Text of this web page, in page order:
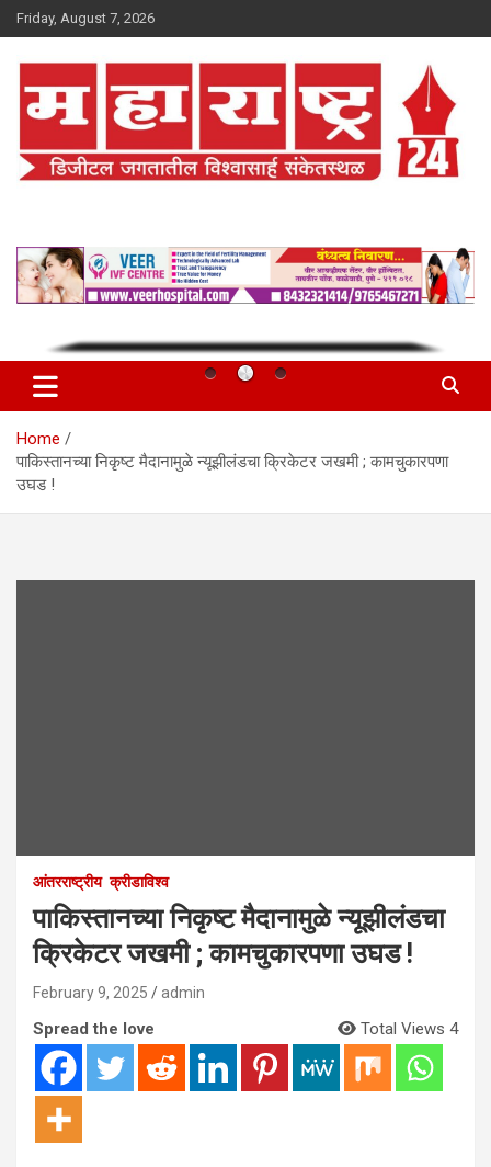
Skip
to
Friday, August 7, 2026
Home
पाकिस्तानच्या निकृष्ट मैदानामुळे न्यूझीलंडचा क्रिकेटर जखमी ; कामचुकारपणा
उघड !
आंतरराष्ट्रीय क्रीडाविश्व
पाकिस्तानच्या निकृष्ट मैदानामुळे न्यूझीलंडचा
क्रिकेटर जखमी ; कामचुकारपणा उघड !
February 9, 2025 admin
Total Views 4
Spread the love